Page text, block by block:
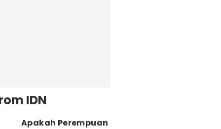
IDN
Apakah Perempuan